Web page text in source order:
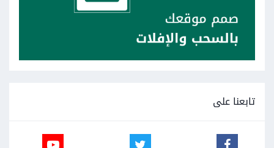
تابعنا على